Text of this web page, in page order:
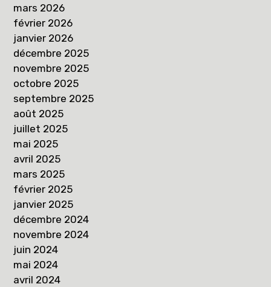
mars 2026
février 2026
janvier 2026
décembre 2025
novembre 2025
octobre 2025
septembre 2025
août 2025
juillet 2025
mai 2025
avril 2025
mars 2025
février 2025
janvier 2025
décembre 2024
novembre 2024
juin 2024
mai 2024
avril 2024